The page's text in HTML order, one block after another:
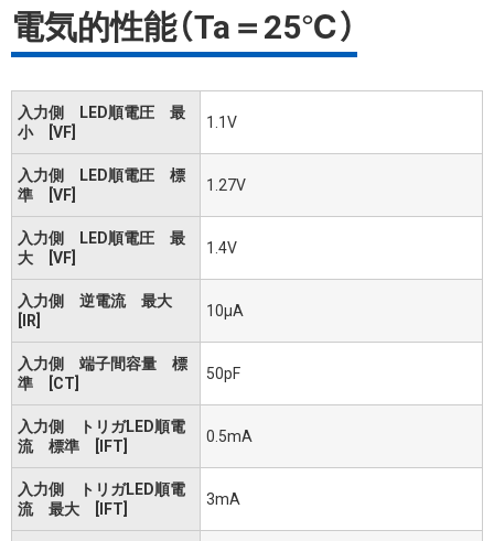
電気的性能（Ta＝25℃）
入力側 LED順電圧 最
小 [VF]
1.1V
入力側 LED順電圧 標
準 [VF]
1.27V
入力側 LED順電圧 最
大 [VF]
1.4V
入力側 逆電流 最大
[IR]
10μA
入力側 端子間容量 標
準 [CT]
50pF
入力側 トリガLED順電
流 標準 [IFT]
0.5mA
入力側 トリガLED順電
流 最大 [IFT]
3mA